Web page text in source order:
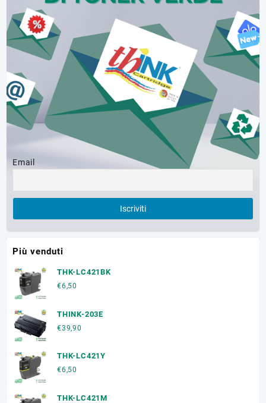
Email
Più venduti
THK-LC421BK
€6,50
THINK-203E
€39,90
THK-LC421Y
€6,50
THK-LC421M